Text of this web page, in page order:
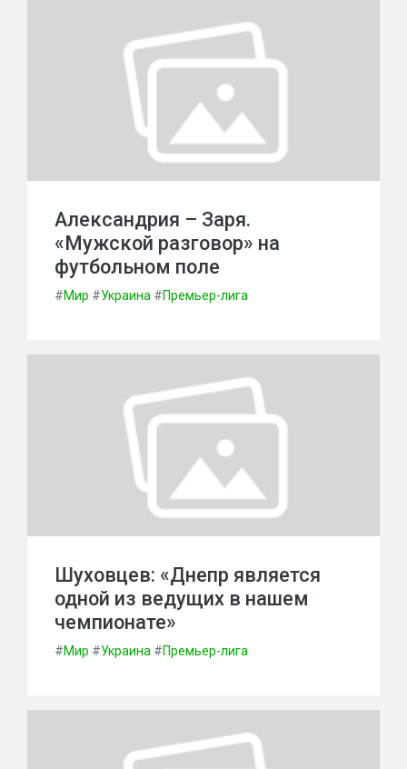
Александрия – Заря.
«Мужской разговор» на
футбольном поле
#Мир #Украина #Премьер-лига
Шуховцев: «Днепр является
одной из ведущих в нашем
чемпионате»
#Мир #Украина #Премьер-лига